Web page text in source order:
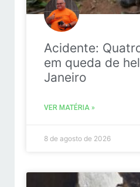
Acidente:
em queda de
Janeiro
VER MATÉRIA »
8 de agosto de 2026